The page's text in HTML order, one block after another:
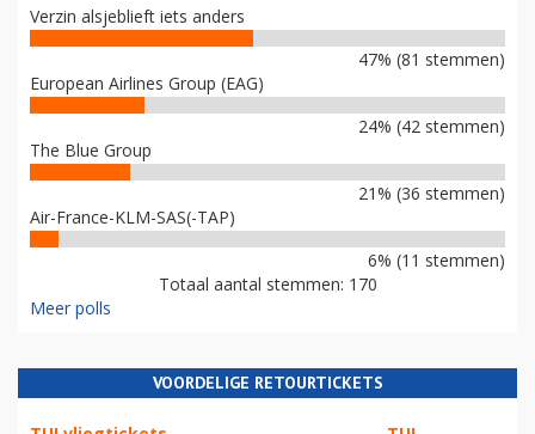
Verzin alsjeblieft iets anders
47% (81 stemmen)
European Airlines Group (EAG)
24% (42 stemmen)
The Blue Group
21% (36 stemmen)
Air-France-KLM-SAS(-TAP)
6% (11 stemmen)
Totaal aantal stemmen: 170
Meer polls
VOORDELIGE RETOURTICKETS